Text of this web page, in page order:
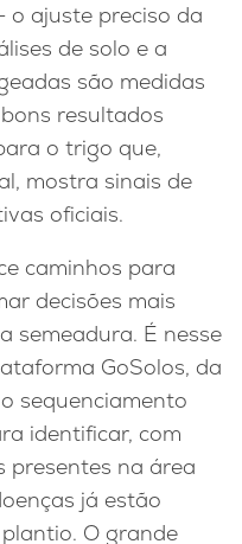
o ajuste preciso da
de solo e a
são medidas
resultados
o trigo que,
mostra sinais de
oficiais.
caminhos para
decisões mais
semeadura. É nesse
GoSolos, da
sequenciamento
identificar, com
presentes na área
já estão
O grande